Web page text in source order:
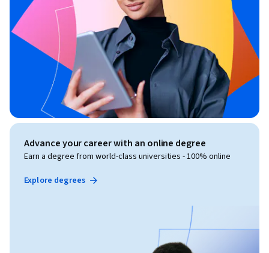
Advance your career with an online degree
Earn a degree from world-class universities - 100% online
Explore degrees